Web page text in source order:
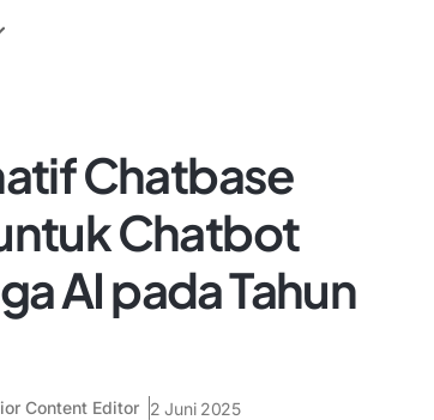
Chatbase
Chatbot
AI pada Tahun
Content Editor 2 Juni 2025